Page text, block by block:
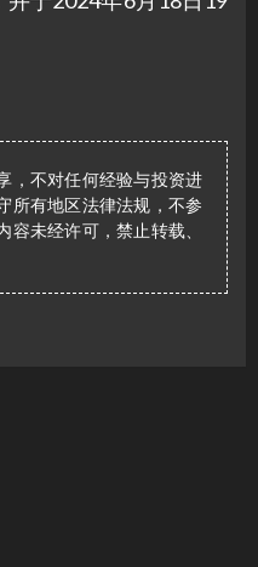
，不对任何经验与投资进
所有地区法律法规，不参
未经许可，禁止转载、